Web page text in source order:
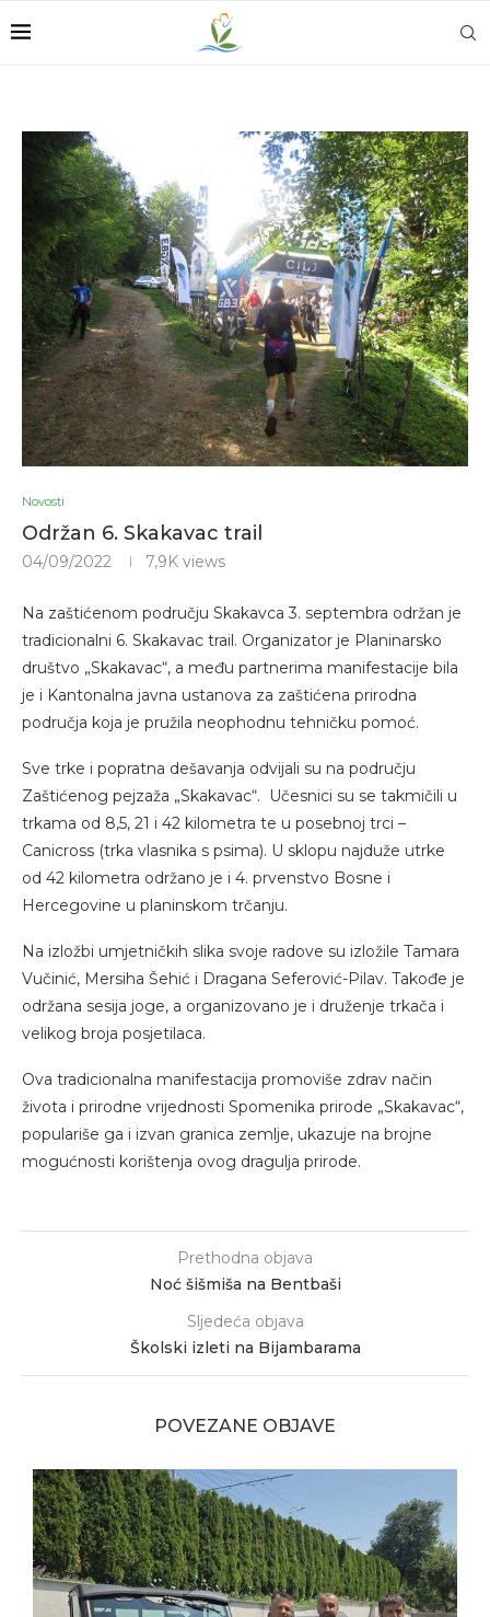
Novosti
Održan 6. Skakavac trail
04/09/2022 7,9K views
Na zaštićenom području Skakavca 3. septembra održan je
tradicionalni 6. Skakavac trail. Organizator je Planinarsko
društvo „Skakavac“, a među partnerima manifestacije bila
je i Kantonalna javna ustanova za zaštićena prirodna
područja koja je pružila neophodnu tehničku pomoć.
Sve trke i popratna dešavanja odvijali su na području
Zaštićenog pejzaža „Skakavac“. Učesnici su se takmičili u
trkama od 8,5, 21 i 42 kilometra te u posebnoj trci –
Canicross (trka vlasnika s psima). U sklopu najduže utrke
od 42 kilometra održano je i 4. prvenstvo Bosne i
Hercegovine u planinskom trčanju.
Na izložbi umjetničkih slika svoje radove su izložile Tamara
Vučinić, Mersiha Šehić i Dragana Seferović-Pilav. Takođe je
održana sesija joge, a organizovano je i druženje trkača i
velikog broja posjetilaca.
Ova tradicionalna manifestacija promoviše zdrav način
života i prirodne vrijednosti Spomenika prirode „Skakavac“,
populariše ga i izvan granica zemlje, ukazuje na brojne
mogućnosti korištenja ovog dragulja prirode.
Prethodna objava
Noć šišmiša na Bentbaši
Sljedeća objava
Školski izleti na Bijambarama
POVEZANE OBJAVE